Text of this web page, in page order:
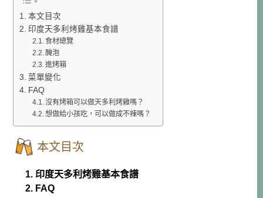
本文目次
印度天多利烤雞基本食譜
食材總覽
醃泡
進烤箱
菜單變化
FAQ
沒有烤箱可以做天多利烤雞嗎？
想做給小孩吃，可以做成不辣嗎？
本文目次
1. 印度天多利烤雞基本食譜
2. FAQ